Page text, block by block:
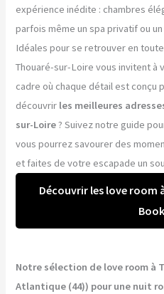
expérience inédite : chambres
parfois même un spa privatif ou
Idéales pour se retrouver en
Thouaré-sur-Loire vous invitent à
cadre où chaque détail est conçu
découvrir les meilleures
sur-Loire? Suivez notre guide
vous pourrez savourer des
et faites de votre escapade un
Découvrir les love room
Notre sélection de love room à
Atlantique (44)) pour une nuit